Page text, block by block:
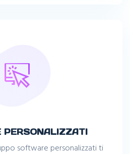
PERSONALIZZATI
software personalizzati ti